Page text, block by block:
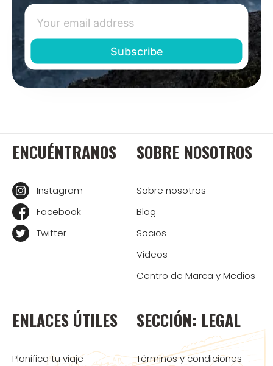
ENCUÉNTRANOS
Instagram
Facebook
Twitter
SOBRE NOSOTROS
Sobre nosotros
Blog
Socios
Videos
Centro de Marca y Medios
ENLACES ÚTILES
Planifica tu viaje
SECCIÓN: LEGAL
Términos y condiciones